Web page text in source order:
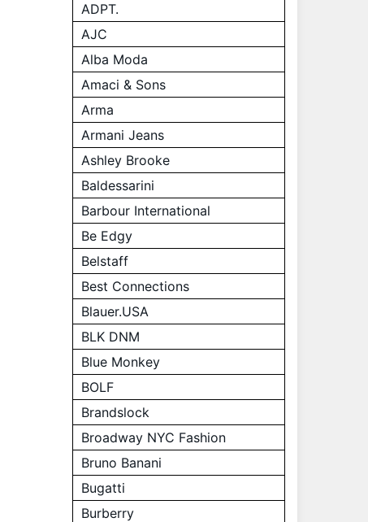
ADPT.
AJC
Alba Moda
Amaci & Sons
Arma
Armani Jeans
Ashley Brooke
Baldessarini
Barbour International
Be Edgy
Belstaff
Best Connections
Blauer.USA
BLK DNM
Blue Monkey
BOLF
Brandslock
Broadway NYC Fashion
Bruno Banani
Bugatti
Burberry